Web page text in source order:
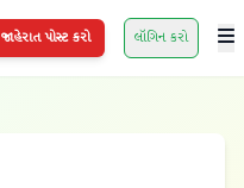
જાહેરાત પોસ્ટ કરો લૉગિન કરો